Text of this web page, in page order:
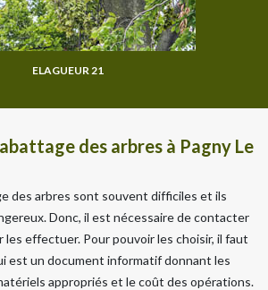
ELAGUEUR 21
des arbres à Pagny Le
des arbres sont souvent difficiles et ils
Donc, il est nécessaire de contacter
effectuer. Pour pouvoir les choisir, il faut
est un document informatif donnant les
appropriés et le coût des opérations.